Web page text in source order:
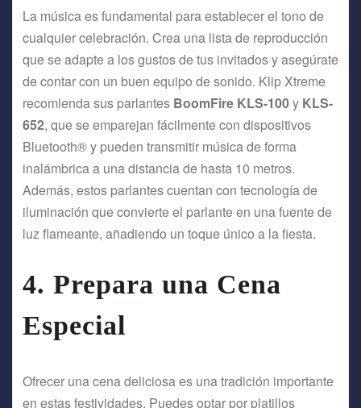
La música es fundamental para establecer el tono de
cualquier celebración. Crea una lista de reproducción
que se adapte a los gustos de tus invitados y asegúrate
de contar con un buen equipo de sonido. Klip Xtreme
recomienda sus parlantes BoomFire KLS-100y KLS-
652, que se emparejan fácilmente con dispositivos
Bluetooth® y pueden transmitir música de forma
inalámbrica a una distancia de hasta 10 metros.
Además, estos parlantes cuentan con tecnología de
iluminación que convierte el parlante en una fuente de
luz flameante, añadiendo un toque único a la fiesta.
4. Prepara una Cena
Especial
Ofrecer una cena deliciosa es una tradición importante
en estas festividades. Puedes optar por platillos